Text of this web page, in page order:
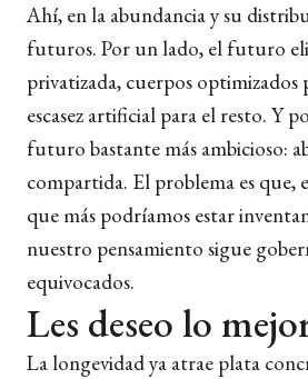
Ahí, en la abundancia y su
futuros. Por un lado, el futuro
privatizada, cuerpos optimizados
escasez artificial para el resto. Y
futuro bastante más ambicioso:
compartida. El problema es que,
que más podríamos estar
nuestro pensamiento sigue
equivocados.
Les deseo lo
La longevidad ya atrae plata